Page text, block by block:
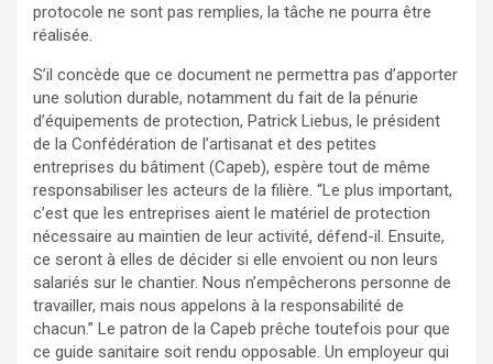
protocole ne sont pas remplies, la tâche ne pourra être
réalisée.
S’il concède que ce document ne permettra pas d’apporter
une solution durable, notamment du fait de la pénurie
d’équipements de protection, Patrick Liebus, le président
de la Confédération de l’artisanat et des petites
entreprises du bâtiment (Capeb), espère tout de même
responsabiliser les acteurs de la filière. “Le plus important,
c’est que les entreprises aient le matériel de protection
nécessaire au maintien de leur activité, défend-il. Ensuite,
ce seront à elles de décider si elle envoient ou non leurs
salariés sur le chantier. Nous n’empêcherons personne de
travailler, mais nous appelons à la responsabilité de
chacun.” Le patron de la Capeb prêche toutefois pour que
ce guide sanitaire soit rendu opposable. Un employeur qui